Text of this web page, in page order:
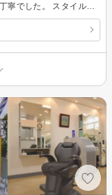
6歳の娘と親子で来店でしたが、とてもしんせつ丁寧でした。 スタイルも気に入りました。 キッズスペースもありとても良いサロンなので是非また、お願いいたします。 ありがとうございました。